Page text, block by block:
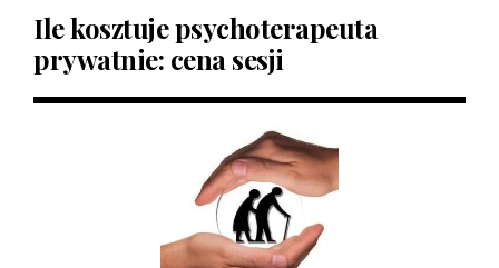
Ile kosztuje psychoterapeuta
prywatnie: cena sesji